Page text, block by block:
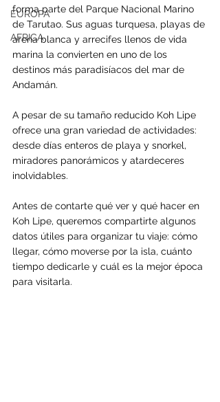
EUROPA
AFRICA
forma parte del Parque Nacional Marino
de Tarutao. Sus aguas turquesa, playas de
arena blanca y arrecifes llenos de vida
marina la convierten en uno de los
destinos más paradisíacos del mar de
Andamán.
A pesar de su tamaño reducido Koh Lipe
ofrece una gran variedad de actividades:
desde días enteros de playa y snorkel,
miradores panorámicos y atardeceres
inolvidables.
Antes de contarte qué ver y qué hacer en
Koh Lipe, queremos compartirte algunos
datos útiles para organizar tu viaje: cómo
llegar, cómo moverse por la isla, cuánto
tiempo dedicarle y cuál es la mejor época
para visitarla.